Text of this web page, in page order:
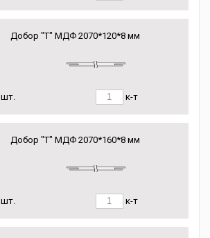
Добор "Т" МДФ 2070*120*8 мм
шт. к-т
Добор "Т" МДФ 2070*160*8 мм
шт. к-т